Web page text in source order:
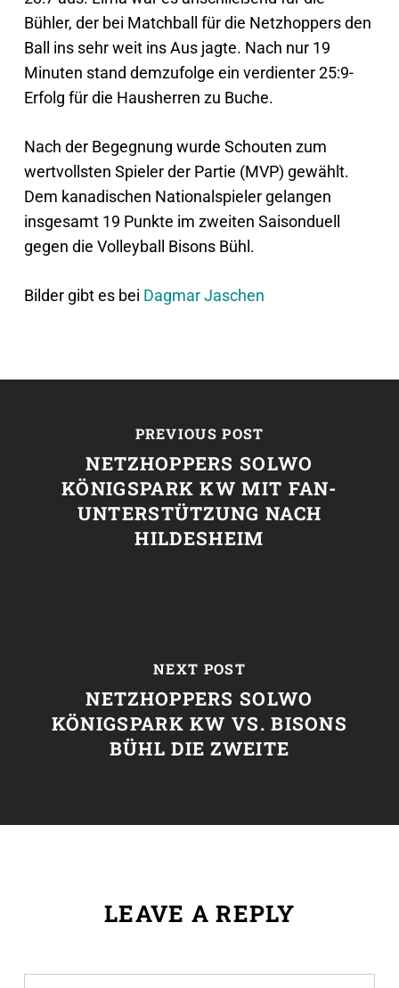
Bühler, der bei Matchball für die Netzhoppers den
Ball ins sehr weit ins Aus jagte. Nach nur 19
Minuten stand demzufolge ein verdienter 25:9-
Erfolg für die Hausherren zu Buche.
Nach der Begegnung wurde Schouten zum
wertvollsten Spieler der Partie (MVP) gewählt.
Dem kanadischen Nationalspieler gelangen
insgesamt 19 Punkte im zweiten Saisonduell
gegen die Volleyball Bisons Bühl.
Bilder gibt es bei Dagmar Jaschen
PREVIOUS POST
NETZHOPPERS SOLWO
KÖNIGSPARK KW MIT FAN-
UNTERSTÜTZUNG NACH
HILDESHEIM
NEXT POST
NETZHOPPERS SOLWO
KÖNIGSPARK KW VS. BISONS
BÜHL DIE ZWEITE
LEAVE A REPLY